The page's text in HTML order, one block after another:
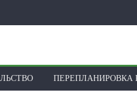
ПЕРЕПЛАНИРОВКА